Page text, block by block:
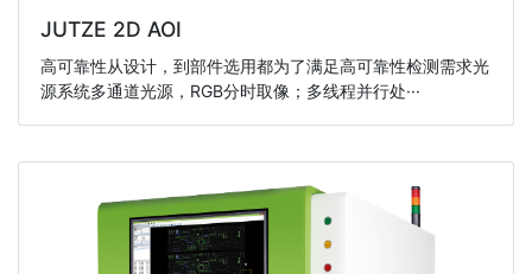
JUTZE 2D AOI
高可靠性从设计，到部件选用都为了满足高可靠性检测需求光
源系统多通道光源，RGB分时取像；多线程并行处···